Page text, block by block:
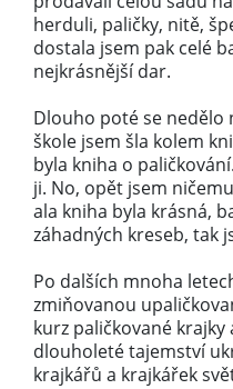
herduli, paličky, nitě,
dostala jsem pak celé
nejkrásnější dar.
Dlouho poté se nedělo
škole jsem šla kolem
byla kniha o
ji. No, opět jsem
ala kniha byla krásná,
záhadných kreseb, tak
Po dalších mnoha
zmiňovanou
kurz paličkované krajky
dlouholeté tajemství
krajkářů a krajkářek